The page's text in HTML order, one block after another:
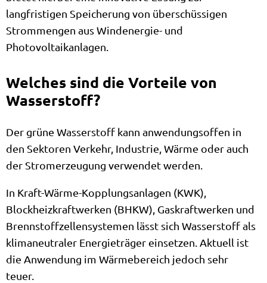
langfristigen Speicherung von überschüssigen
Strommengen aus Windenergie- und
Photovoltaikanlagen.
Welches sind die Vorteile von
Wasserstoff?
Der grüne Wasserstoff kann anwendungsoffen in
den Sektoren Verkehr, Industrie, Wärme oder auch
der Stromerzeugung verwendet werden.
In Kraft-Wärme-Kopplungsanlagen (KWK),
Blockheizkraftwerken (BHKW), Gaskraftwerken und
Brennstoffzellensystemen lässt sich Wasserstoff als
klimaneutraler Energieträger einsetzen. Aktuell ist
die Anwendung im Wärmebereich jedoch sehr
teuer.